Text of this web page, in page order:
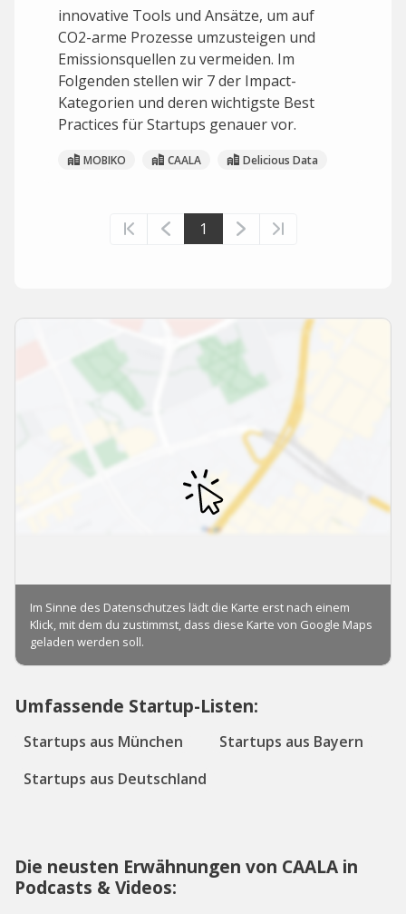
innovative Tools und Ansätze, um auf
CO2-arme Prozesse umzusteigen und
Emissionsquellen zu vermeiden. Im
Folgenden stellen wir 7 der Impact-
Kategorien und deren wichtigste Best
Practices für Startups genauer vor.
MOBIKO CAALA Delicious Data
1
Umfassende Startup-Listen:
Startups aus München
Startups aus Bayern
Startups aus Deutschland
Die neusten Erwähnungen von CAALA in
Podcasts & Videos: